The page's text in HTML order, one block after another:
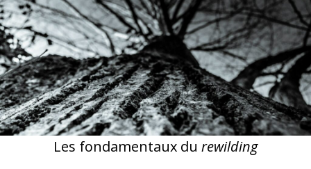
Les fondamentaux du rewilding